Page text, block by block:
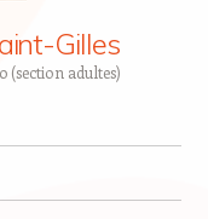
Gilles
(section adultes)